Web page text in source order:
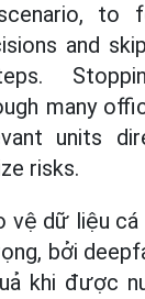
to
and
many
units
risks.
vệ dữ liệu cá
bởi
khi được